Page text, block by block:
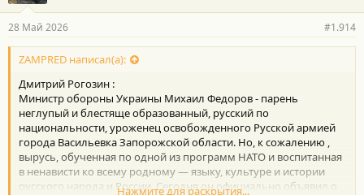
28 Май 2026 #1.914
ZAMPRED написал(а):
Дмитрий Рогозин :
Министр обороны Украины Михаил Федоров - парень
неглупый и блестяще образованный, русский по
национальности, уроженец освобожденного Русской армией
города Васильевка Запорожской области. Но, к сожалению ,
вырусь, обученная по одной из программ НАТО и воспитанная
в ненависти ко всему родному — языку, культуре и истории
русского народа и России. Сегодня он официально объявил о
Нажмите для раскрытия...